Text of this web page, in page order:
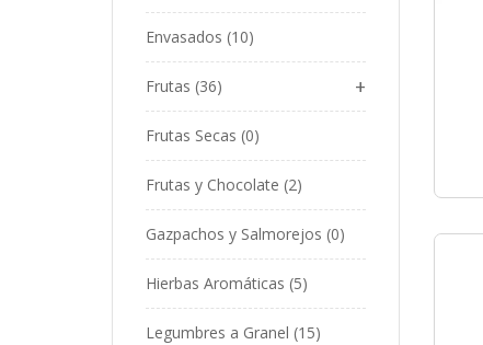
Envasados 10
+
Frutas 36
Frutas Secas 0
Frutas y Chocolate 2
Gazpachos y Salmorejos 0
Hierbas Aromáticas 5
Legumbres a Granel 15